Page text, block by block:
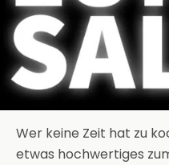
Wer keine Zeit hat zu
etwas hochwertiges